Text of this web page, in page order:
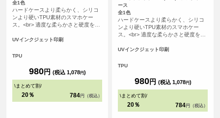
全1色
ハードケースより柔らかく、シリコ
ンより硬いTPU素材のスマホケー
ス。<br> 適度な柔らかさと硬度を備
く、スマホを落下の衝撃から保護し
UVインクジェット印刷
TPU
980円 (税込 1,078円)
\まとめて割/
20％ 784 円（税込）
ース
全1色
ハードケースより柔らかく、シリコ
ンより硬いTPU素材のスマホケー
ス。<br> 適度な柔らかさと硬度を備
く、スマホを落下の衝撃から保護し
UVインクジェット印刷
TPU
980円 (税込 1,078円)
\まとめて割/
20％ 784 円（税込）